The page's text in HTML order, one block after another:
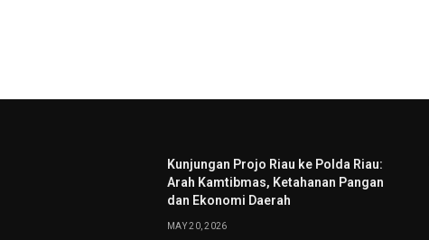
Kunjungan Projo Riau ke Polda Riau:
Arah Kamtibmas, Ketahanan Pangan
dan Ekonomi Daerah
MAY 20, 2026